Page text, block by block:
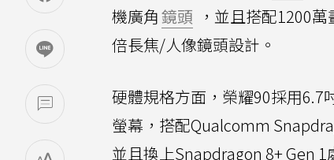
機廣角鏡頭 ，並且搭配1200
倍長焦/人像鏡頭設計。
硬體規格方面，榮耀90採用6.7
螢幕，搭配Qualcomm
並且換上Snapdragon 8+ Gen 1